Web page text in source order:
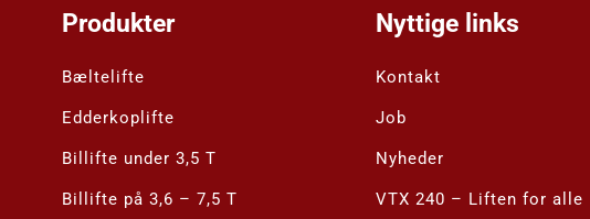
Produkter
Bæltelifte
Edderkoplifte
Billifte under 3,5 T
Billifte på 3,6 – 7,5 T
Nyttige links
Kontakt
Job
Nyheder
VTX 240 – Liften for alle